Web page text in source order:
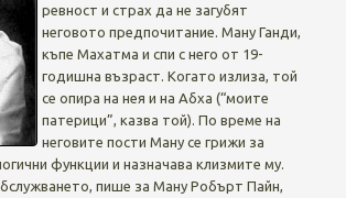
ревност и страх да не загубят
неговото предпочитание. Ману Ганди,
къпе Махатма и спи с него от 19-
годишна възраст. Когато излиза, той
се опира на нея и на Абха (“моите
патерици”, казва той). По време на
неговите пости Ману се грижи за
функции и назначава клизмите му.
пише за Ману Робърт Пайн,